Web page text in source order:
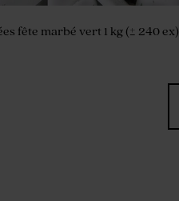
fête marbé vert 1 kg (± 240 ex)